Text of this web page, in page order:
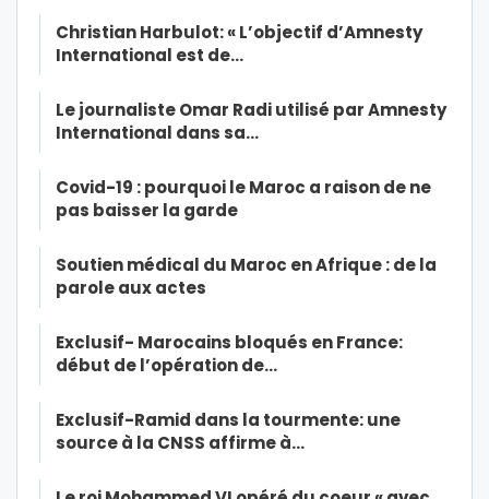
Christian Harbulot: « L’objectif d’Amnesty
International est de…
Le journaliste Omar Radi utilisé par Amnesty
International dans sa…
Covid-19 : pourquoi le Maroc a raison de ne
pas baisser la garde
Soutien médical du Maroc en Afrique : de la
parole aux actes
Exclusif- Marocains bloqués en France:
début de l’opération de…
Exclusif-Ramid dans la tourmente: une
source à la CNSS affirme à…